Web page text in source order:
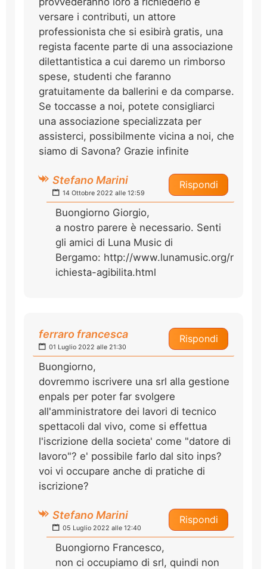
versare i contributi, un attore
professionista che si esibirà gratis, una
regista facente parte di una associazione
dilettantistica a cui daremo un rimborso
spese, studenti che faranno
gratuitamente da ballerini e da comparse.
Se toccasse a noi, potete consigliarci
una associazione specializzata per
assisterci, possibilmente vicina a noi, che
siamo di Savona? Grazie infinite
Rispondi
Stefano Marini
14 Ottobre 2022 alle 12:59
Buongiorno Giorgio,
a nostro parere è necessario. Senti
gli amici di Luna Music di
Bergamo: http://www.lunamusic.org/r
ichiesta-agibilita.html
Rispondi
ferraro francesca
01 Luglio 2022 alle 21:30
Buongiorno,
dovremmo iscrivere una srl alla gestione
enpals per poter far svolgere
all'amministratore dei lavori di tecnico
spettacoli dal vivo, come si effettua
l'iscrizione della societa' come "datore di
lavoro"? e' possibile farlo dal sito inps?
voi vi occupare anche di pratiche di
iscrizione?
Rispondi
Stefano Marini
05 Luglio 2022 alle 12:40
Buongiorno Francesco,
non ci occupiamo di srl, quindi non